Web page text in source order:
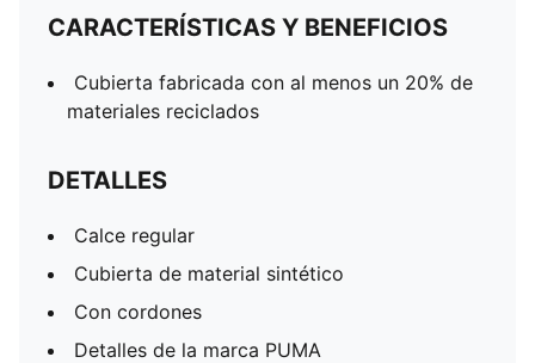
CARACTERÍSTICAS Y BENEFICIOS
Cubierta fabricada con al menos un 20% de
materiales reciclados
DETALLES
Calce regular
Cubierta de material sintético
Con cordones
Detalles de la marca PUMA